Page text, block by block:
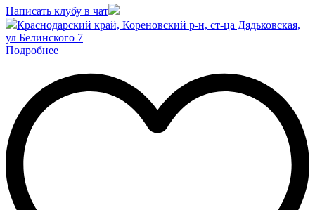
Написать клубу в чат
Краснодарский край, Кореновский р-н, ст-ца Дядьковская,
ул Белинского 7
Подробнее